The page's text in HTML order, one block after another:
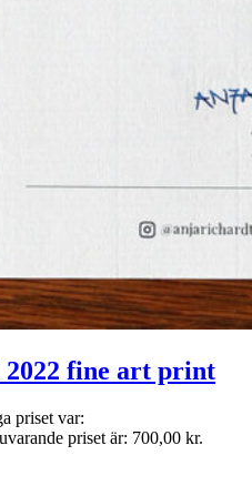
2022 fine art print
priset var:
priset är: 700,00 kr.